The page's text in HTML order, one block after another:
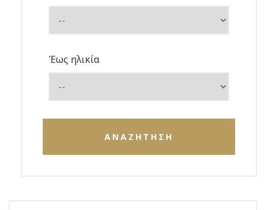
Έως ηλικία
ΑΝΑΖΗΤΗΣΗ